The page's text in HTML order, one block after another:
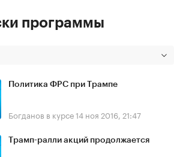
программы
Политика ФРС при Трампе
Богданов в курсе14 ноя 2016, 21:47
Трамп-ралли акций продолжается